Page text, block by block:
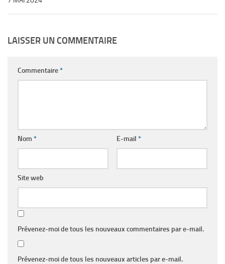
LAISSER UN COMMENTAIRE
Commentaire*
Nom * E-mail *
Site web
Prévenez-moi de tous les nouveaux commentaires par e-mail.
Prévenez-moi de tous les nouveaux articles par e-mail.